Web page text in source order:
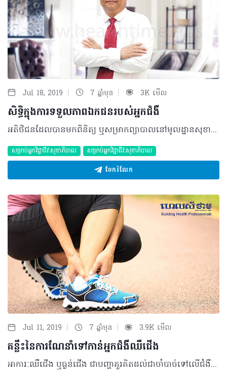
Jul 18, 2019 | 7 ឆ្នាំមុន | 3K មើល
សិទ្ធិក្នុងការទទួលភាពឯកជនរបស់អ្នកជំងឺ
អតិថិជនដែលបានមកពិនិត្យ ឬសម្រាកព្យាបាលនៅមូលដ្ឋានសុខាភិបាលមានសិទ្ធិទទួលបាននូវភាពបិទបាំងសមរម្យ ពិសេសនៅពេលធ្វើការពិនិត្យសារពាង្គកាយ និងនៅពេលព្យាបាល។ តើការអនុវត្តចំពោះសិទ្ធិក្នុងការទទួលភាពជាឯកជនមានអ្វីខ្លះ? • រាល់អង្គភាពសុខាភិបាលត្រូវមានមូលដ្ឋានសុខាភិបាលសមស្របដើម្បីធានានូវភាពឯកជនសម្រាប់អតិថិជននៅពេលធ្វើអន្តរាគមន៍វេជ្ជសាស្រ្តបានន័យថានៅពេលធ្វើការពិនិត្យ និងព្យាបាលជំងឺត្រូវធ្វើនៅក្នុងបន្ទប់បិទបាំង និងមានតែអ្នកដែលចាំបាច់។ • អ្នកគ្រប់គ្រងមន្ទីរពេទ្យត្រូវរៀបចំកន្លែងសម្រាប់បុរស-ស្រ្តីដាច់ដោយឡែកនៅក្នុងអំឡុងពេលពិនិត្យ និងព្យាបាលជំងឺ។ • រាល់អង្គភាពសុខាភិបាលត្រូវផ្តល់បន្ទប់ទឹកសម្រាប់ស្រ្តី បុរស និងជនពិការ។ តើការទទួលខុសត្រូវចំពោះសិទ្ធិក្នុងការទទួលភាពឯកជនមានអ្វីខ្លះ? • អតិថិជនត្រូវទទួលខុសត្រូវក្នុងការផ្តល់ដំណឹងទៅអ្នកផ្តល់សេវាសុខភាពពីតម្រូវការឯកជនរបស់ខ្លួន និងផ្តល់ព័ត៌មាន ត្រឡប់ដើម្បីធ្វើការកែលម្អ។ បកស្រាយដោយ៖ វេជ្ជបណ្ឌិត ឡាក់ ឡេង ឯកទេសសុខភាពសាធារណៈ អនុប្រធានមជ្ឈមណ្ឌលជាតិ លើកកម្ពស់សុខភាព អត្ថបទ៖​ ដកស្រង់ចេញពីទស្សនាវដ្ដី ហេលស៍ថាម ប្រូ លេខ ៨០ ©2019 រក្សាសិទ្ធិគ្រប់យ៉ាង​ដោយ Healthtime Corporation ចំពោះគ្រប់អត្ថបទដោយគ្មានផ្នែកណាមួយត្រូវបោះពុម្ពផ្សាយចូលប្រព័ន្ធអុីនធឺណែតឧបករណ៍អេឡិចត្រូនិកអាត់ជាសំឡេងឬថតចំលងគ្រប់រូបភាពដោយគ្មានការអនុញ្ញាតឡើយ
សម្រាប់អ្នកវិជ្ជាជីវៈសុខាភិបាល សម្រាប់អ្នកវិជ្ជាជីវៈសុខាភិបាល
ចែករំលែក
Jul 11, 2019 | 7 ឆ្នាំមុន | 3.9K មើល
គន្លឹះនៃការណែនាំទៅកាន់អ្នកជំងឺឈឺជើង
អាការៈឈឺជើង ឬធ្ងន់ជើង ជាបញ្ហាគួរគិតដល់ជាចាំបាច់ទៅលើជំងឺរលាកសរសៃឈាមអាទែរ ពីព្រោះការធ្វេសប្រហែសក្នុងប្រការណាមួយអាចជំរុញឲ្យមានការកាត់ជើងប្រសិនការព្យាបាលត្រូវធ្វើឡើងយឺតពេល។ អ្វីគួរដឹង? សំណួរជាចម្បងដែលត្រូវសួរទៅអ្នកជំងឺនោះ ថាតើការឈឺចាប់កើតមានឡើងអំឡុងពេលដើរ ឬយ៉ាងណា? • ប្រសិនការដើរធ្វើឲ្យមានការឈឺចាប់ នោះការប្រឈមទៅនឹងជំងឺរលាកសរសៃឈាមអាទែរមានកម្រិតខ្ពស់ ដែលអាចជាការស្ទះសរសៃឈាមអាទែរនៅអវយវៈជើង • លក្ខណៈនៃការឈឺចាប់អាចបង្ហាញចេញជាការរមួលនៅនឹងកំភួនជើងបន្ទាប់ពីការដើរក្នុងចម្ងាយណាមួយ ដែលបង្ខំឲ្យអ្នកជំងឺបញ្ឈប់ការដើរជាបណ្ដោះអាសន្ន • វាអាចជាករណីកម្រដែលការឈឺចាប់នៅពេលដើរមិនជាប់ពាក់ព័ន្ធនឹងប្រព័ន្ធសរសៃឈាម។ ប៉ុន្តែអាការៈឈឺបែបនេះអាចបណ្ដាលមកពីការរំខានដល់ប្រព័ន្ធសរសៃប្រសាទនៅខួរឆ្អឹងខ្នងទៅវិញ • ប្រសិនការឈឺចាប់កើតមានឡើងពេលដើរ និងបាត់នៅពេលសម្រាក (ជាពិសេសពេលយប់) វាអាចបង្កមកពីការទិច ឬការរលាកណាមួយ។ ចំណែកការឈឺចាប់ដែលបង្កជាអាការៈរំញោចមិនធម្មតា នោះអាចសង្ស័យទៅលើជំងឺរលាកបណ្ដុំសរសៃប្រសាទជាយ (Polynévrite) ដែលអាចជាផលវិបាកបន្ទាប់ពីការប្រើប្រាស់សារធាតុអាល់កុល ជំងឺទឹកនោមផ្អែម ការប្រើប្រាស់ឱសថដូចជា ពពួក Alcaloïde, Cisplatine (Cis-platyl) ឬ L’almitrine (Vectarion)។ អ្វីគួរធ្វើ? ប្រសិនអ្នកសង្ស័យពីជំងឺរលាកសរសៃឈាមអាទែរ ឬមានចម្ងល់ផ្សេងទៀតអ្នកគួរបន្តការធ្វើរោគវិនិច្ឆ័យដោយរួមមាន៖ • ស្ទាប និងស្ដាប់សរសៃឈាមអាទែរ • អាចបន្ថែមការពិនិត្យតាមការឆ្លុះ ដែលអាចវាស់ពីលំហូររបស់ឈាម (Examen Doppler) • សាកសួរពីកត្តាដែលធ្វើឲ្យមានការស្ទះសរសៃឈាម រួមមាន សម្ពាធឈាមឡើងខ្ពស់ កម្រិតកូឡេស្តេរ៉ុលខ្ពស់ក្នុងឈាម ជំងឺទឹកនោមផ្អែមជាពិសេសការប្រើប្រាស់សារធាតុញៀន • ជាទូទៅ វិធីសាស្រ្តព្យាបាលភាគច្រើនត្រូវធ្វើការវះកាត់។ ក្នុងករណីអ្នកជំងឺមានសម្ពាធនៅខួរឆ្អឹងខ្នង ឬជាជំងឺរលាកបណ្ដុំសរសៃប្រសាទជាយ (Polynévrite) នោះការណែនាំត្រូវ៖ • ឲ្យអ្នកជំងឺជួបពិគ្រោះជាមួយវេជ្ជបណ្ឌិតឯកទេសផ្នែកប្រព័ន្ធសរសៃប្រសាទ • ក្នុងអំឡុងការរង់ចាំជួបពិគ្រោះ អ្នកជំងឺអាចប្រើប្រាស់ វីតាមីន B1 ដែលមានឈ្មោះ Bénerva (Roche) ក្នុងកម្រិត ២គ្រាប់ក្នុងមួយថ្ងៃ។ ប្រភពយោង៖ Le Vademecum de la Médication officinale អត្ថបទ៖​ ដកស្រង់ចេញពីទស្សនាវដ្ដី ហេលស៍ថាម ប្រូ លេខ ៨០ ©2019 រក្សាសិទ្ធិគ្រប់យ៉ាង​ដោយ Healthtime Corporation ចំពោះគ្រប់អត្ថបទដោយគ្មានផ្នែកណាមួយត្រូវបោះពុម្ពផ្សាយចូលប្រព័ន្ធអុីនធឺណែតឧបករណ៍អេឡិចត្រូនិកអាត់ជាសំឡេងឬថតចំលងគ្រប់រូបភាពដោយគ្មានការអនុញ្ញាតឡើយ